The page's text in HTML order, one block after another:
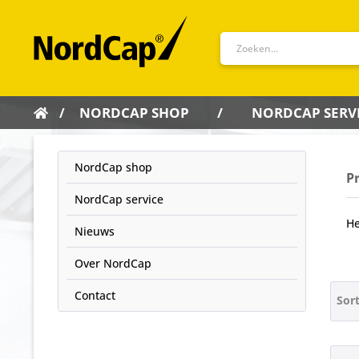
NORDCAP SHOP NORDCAP
NordCap shop
NordCap service
Nieuws
Over NordCap
Contact